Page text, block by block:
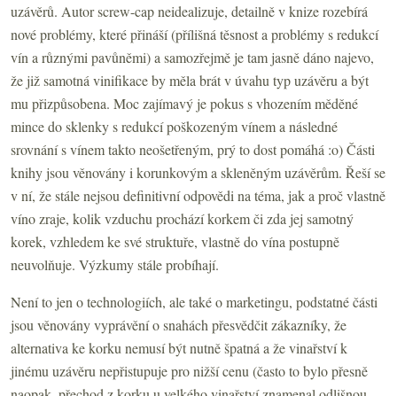
uzávěrů. Autor screw-cap neidealizuje, detailně v knize rozebírá
nové problémy, které přináší (přílišná těsnost a problémy s redukcí
vín a různými pavůněmi) a samozřejmě je tam jasně dáno najevo,
že již samotná vinifikace by měla brát v úvahu typ uzávěru a být
mu přizpůsobena. Moc zajímavý je pokus s vhozením měděné
mince do sklenky s redukcí poškozeným vínem a následné
srovnání s vínem takto neošetřeným, prý to dost pomáhá :o) Části
knihy jsou věnovány i korunkovým a skleněným uzávěrům. Řeší se
v ní, že stále nejsou definitivní odpovědi na téma, jak a proč vlastně
víno zraje, kolik vzduchu prochází korkem či zda jej samotný
korek, vzhledem ke své struktuře, vlastně do vína postupně
neuvolňuje. Výzkumy stále probíhají.
Není to jen o technologiích, ale také o marketingu, podstatné části
jsou věnovány vyprávění o snahách přesvědčit zákazníky, že
alternativa ke korku nemusí být nutně špatná a že vinařství k
jinému uzávěru nepřistupuje pro nižší cenu (často to bylo přesně